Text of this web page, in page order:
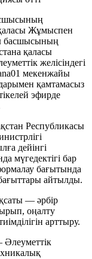
Жұмыспен
басшысының
қаласы
желісіндегі
мекенжайы
қамтамасыз
эфирде
Республикасы
дейінгі
мүгедектігі бар
бағытында
айтылды.
— әрбір
оңалту
арттыру.
Әлеуметтік